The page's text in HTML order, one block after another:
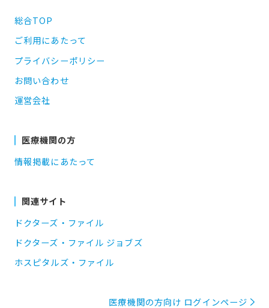
総合TOP
ご利用にあたって
プライバシーポリシー
お問い合わせ
運営会社
医療機関の方
情報掲載にあたって
関連サイト
ドクターズ・ファイル
ドクターズ・ファイル ジョブズ
ホスピタルズ・ファイル
医療機関の方向け ログインページ